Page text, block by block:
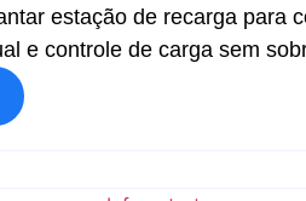
estação de recarga para
e controle de carga sem